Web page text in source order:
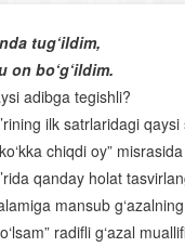
tug‘ildim,
on bo‘g‘ildim.
adibga tegishli?
ilk satrlaridagi
chiqdi oy”
qanday holat
mansub
radifli g‘azal